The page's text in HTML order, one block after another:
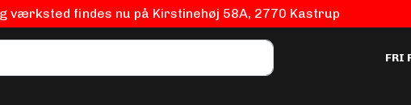
værksted findes nu på Kirstinehøj 58A, 2770 Kastrup
FRI